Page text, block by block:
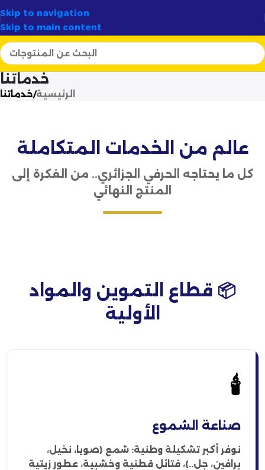
Skip to navigation
Skip to main content
✦ 58 ولاية
خدماتنا
الرئيسية خدماتنا
عالم من الخدمات المتكاملة
كل ما يحتاجه الحرفي الجزائري.. من الفكرة إلى
المنتج النهائي
📦 قطاع التموين والمواد
الأولية
🕯️
صناعة الشموع
نوفر أكبر تشكيلة وطنية: شمع (صويا، نخيل،
برافين، جل..)، فتائل قطنية وخشبية، عطور زيتية